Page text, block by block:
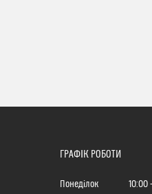
ГРАФІК РОБОТИ
Понеділок 10:00